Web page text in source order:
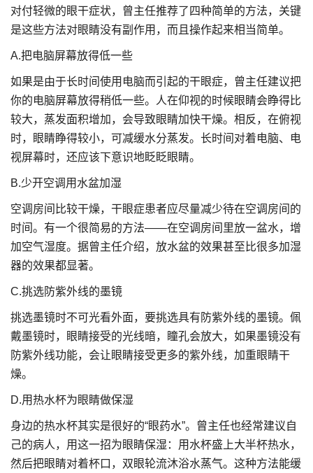
对付轻微的眼干症状，曾主任推荐了四种简单的方法，关键
是这些方法对眼睛没有副作用，而且操作起来相当简单。
A.把电脑屏幕放得低一些
如果是由于长时间使用电脑而引起的干眼症，曾主任建议把
你的电脑屏幕放得稍低一些。人在仰视的时候眼睛会睁得比
较大，蒸发面积增加，会导致眼睛加快干燥。相反，在俯视
时，眼睛睁得较小，可减缓水分蒸发。长时间对着电脑、电
视屏幕时，还应该下意识地眨眨眼睛。
B.少开空调用水盆加湿
空调房间比较干燥，干眼症患者应尽量减少待在空调房间的
时间。有一个很简易的方法——在空调房间里放一盆水，增
加空气湿度。据曾主任介绍，放水盆的效果甚至比很多加湿
器的效果都显著。
C.挑选防紫外线的墨镜
挑选墨镜时不可光看外面，要挑选具有防紫外线的墨镜。佩
戴墨镜时，眼睛接受的光线暗，瞳孔会放大，如果墨镜没有
防紫外线功能，会让眼睛接受更多的紫外线，加重眼睛干
燥。
D.用热水杯为眼睛做保湿
身边的热水杯其实是很好的“眼药水”。曾主任也经常建议自
己的病人，用这一招为眼睛保湿：用水杯盛上大半杯热水，
然后把眼睛对着杯口，双眼轮流沐浴水蒸气。这种方法能缓